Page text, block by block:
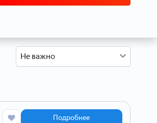
Не важно
Подробнее